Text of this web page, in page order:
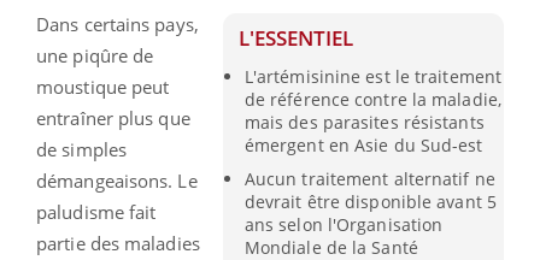
L'ESSENTIEL
L'artémisinine est le traitement
de référence contre la maladie,
mais des parasites résistants
émergent en Asie du Sud-est
Aucun traitement alternatif ne
devrait être disponible avant 5
ans selon l'Organisation
Mondiale de la Santé
Dans certains pays,
une piqûre de
moustique peut
entraîner plus que
de simples
démangeaisons. Le
paludisme fait
partie des maladies